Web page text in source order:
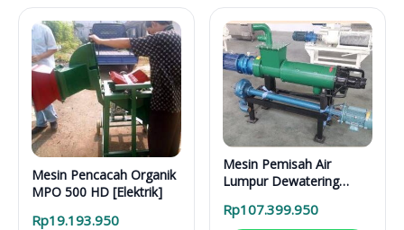
Mesin Pencacah Organik
MPO 500 HD [Elektrik]
Rp19.193.950
Mesin Pemisah Air
Lumpur Dewatering
Rp107.399.950